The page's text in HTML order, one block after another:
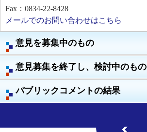
意見を募集中のもの
意見募集を終了し、検討中のもの
パブリックコメントの結果
Fax：0834-22-8428
メールでのお問い合わせはこちら